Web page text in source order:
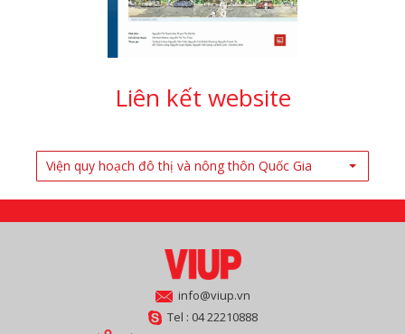
Liên kết website
Viện quy hoạch đô thị và nông thôn Quốc Gia
info@viup.vn
Tel : 04 22210888